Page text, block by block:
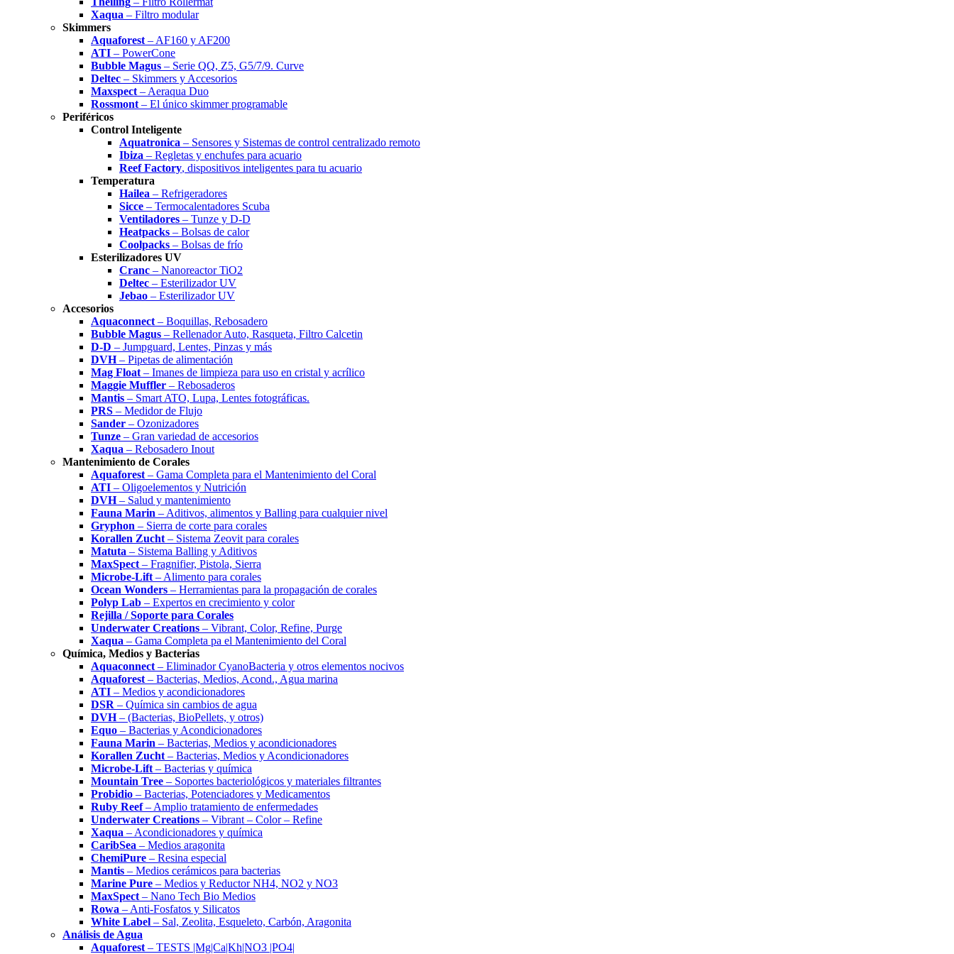
Xaqua – Filtro modular
Skimmers
Aquaforest – AF160 y AF200
ATI – PowerCone
Bubble Magus – Serie QQ, Z5, G5/7/9. Curve
Deltec – Skimmers y Accesorios
Maxspect – Aeraqua Duo
Rossmont – El único skimmer programable
Periféricos
Control Inteligente
Aquatronica – Sensores y Sistemas de control centralizado remoto
Ibiza – Regletas y enchufes para acuario
Reef Factory, dispositivos inteligentes para tu acuario
Temperatura
Hailea – Refrigeradores
Sicce – Termocalentadores Scuba
Ventiladores – Tunze y D-D
Heatpacks – Bolsas de calor
Coolpacks – Bolsas de frío
Esterilizadores UV
Cranc – Nanoreactor TiO2
Deltec – Esterilizador UV
Jebao – Esterilizador UV
Accesorios
Aquaconnect – Boquillas, Rebosadero
Bubble Magus – Rellenador Auto, Rasqueta, Filtro Calcetin
D-D – Jumpguard, Lentes, Pinzas y más
DVH– Pipetas de alimentación
Mag Float – Imanes de limpieza para uso en cristal y acrílico
Maggie Muffler – Rebosaderos
Mantis – Smart ATO, Lupa, Lentes fotográficas.
PRS – Medidor de Flujo
Sander – Ozonizadores
Tunze – Gran variedad de accesorios
Xaqua – Rebosadero Inout
Mantenimiento de Corales
Aquaforest – Gama Completa para el Mantenimiento del Coral
ATI – Oligoelementos y Nutrición
DVH– Salud y mantenimiento
Fauna Marin – Aditivos, alimentos y Balling para cualquier nivel
Gryphon – Sierra de corte para corales
Korallen Zucht – Sistema Zeovit para corales
Matuta – Sistema Balling y Aditivos
MaxSpect – Fragnifier, Pistola, Sierra
Microbe-Lift – Alimento para corales
Ocean Wonders – Herramientas para la propagación de corales
Polyp Lab – Expertos en crecimiento y color
Rejilla / Soporte para Corales
Underwater Creations – Vibrant, Color, Refine, Purge
Xaqua – Gama Completa pa el Mantenimiento del Coral
Química, Medios y Bacterias
Aquaconnect – Eliminador CyanoBacteria y otros elementos nocivos
Aquaforest – Bacterias, Medios, Acond., Agua marina
ATI – Medios y acondicionadores
DSR – Química sin cambios de agua
DVH– (Bacterias, BioPellets, y otros)
Equo – Bacterias y Acondicionadores
Fauna Marin – Bacterias, Medios y acondicionadores
Korallen Zucht – Bacterias, Medios y Acondicionadores
Microbe-Lift – Bacterias y química
Mountain Tree – Soportes bacteriológicos y materiales filtrantes
Probidio – Bacterias, Potenciadores y Medicamentos
Ruby Reef– Amplio tratamiento de enfermedades
Underwater Creations – Vibrant – Color – Refine
Xaqua – Acondicionadores y química
CaribSea – Medios aragonita
ChemiPure – Resina especial
Mantis – Medios cerámicos para bacterias
Marine Pure – Medios y Reductor NH4, NO2 y NO3
MaxSpect – Nano Tech Bio Medios
Rowa – Anti-Fosfatos y Silicatos
White Label – Sal, Zeolita, Esqueleto, Carbón, Aragonita
Análisis de Agua
Aquaforest – TESTS |Mg|Ca|Kh|NO3 |PO4|